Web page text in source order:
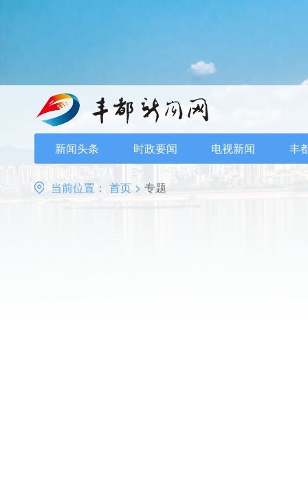
新闻头条 时政要闻 电视新闻 丰
当前位置： 首页 > 专题